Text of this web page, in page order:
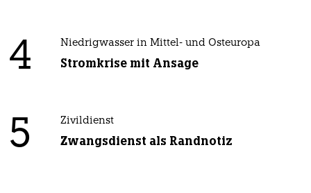
4 Niedrigwasser in Mittel- und Osteuropa
Stromkrise mit Ansage
5 Zivildienst
Zwangsdienst als Randnotiz